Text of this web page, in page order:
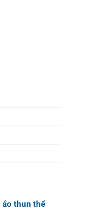
áo thun thể